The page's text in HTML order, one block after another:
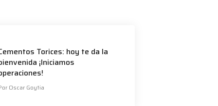
Torices: hoy te da la
¡Iniciamos
Oscar Goytia